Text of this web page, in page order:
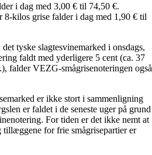
i dag med 3,00 € til 74,50 €.
kilos grise falder i dag med 1,90 € til
tyske slagtesvinemarked i onsdags,
faldt med yderligere 5 cent (ca. 37
falder VEZG-smågrisenoteringen også
er ikke stort i sammenligning
er faldet i de seneste uger på grund
For tiden er det ikke nemt at
tillæggene for frie smågrisepartier er